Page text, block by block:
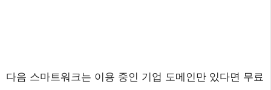
다음 스마트워크는 이용 중인 기업 도메인만 있다면 무료